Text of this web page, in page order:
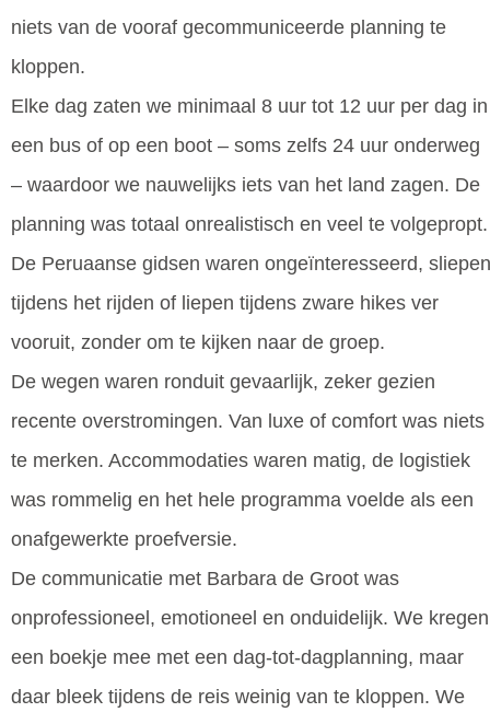
niets van de vooraf gecommuniceerde planning te
kloppen.
Elke dag zaten we minimaal 8 uur tot 12 uur per dag in
een bus of op een boot – soms zelfs 24 uur onderweg
– waardoor we nauwelijks iets van het land zagen. De
planning was totaal onrealistisch en veel te volgepropt.
De Peruaanse gidsen waren ongeïnteresseerd, sliepen
tijdens het rijden of liepen tijdens zware hikes ver
vooruit, zonder om te kijken naar de groep.
De wegen waren ronduit gevaarlijk, zeker gezien
recente overstromingen. Van luxe of comfort was niets
te merken. Accommodaties waren matig, de logistiek
was rommelig en het hele programma voelde als een
onafgewerkte proefversie.
De communicatie met Barbara de Groot was
onprofessioneel, emotioneel en onduidelijk. We kregen
een boekje mee met een dag-tot-dagplanning, maar
daar bleek tijdens de reis weinig van te kloppen. We